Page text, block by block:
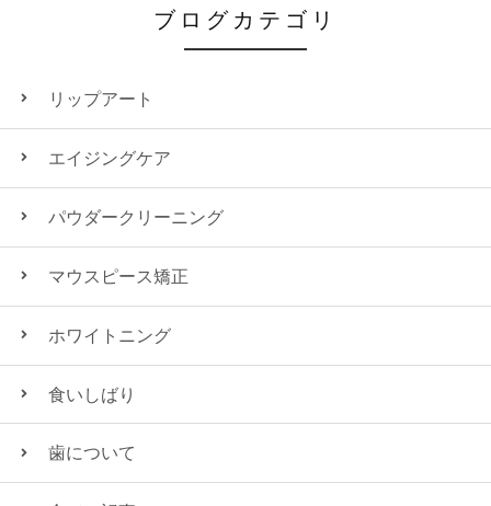
ブログカテゴリ
リップアート
エイジングケア
パウダークリーニング
マウスピース矯正
ホワイトニング
食いしばり
歯について